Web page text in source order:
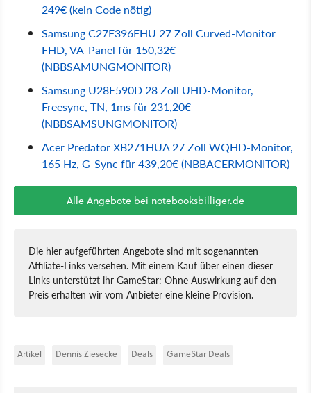
249€ (kein Code nötig)
Samsung C27F396FHU 27 Zoll Curved-Monitor
FHD, VA-Panel für 150,32€
(NBBSAMUNGMONITOR)
Samsung U28E590D 28 Zoll UHD-Monitor,
Freesync, TN, 1ms für 231,20€
(NBBSAMSUNGMONITOR)
Acer Predator XB271HUA 27 Zoll WQHD-Monitor,
165 Hz, G-Sync für 439,20€ (NBBACERMONITOR)
Alle Angebote bei notebooksbilliger.de
Die hier aufgeführten Angebote sind mit sogenannten
Affiliate-Links versehen. Mit einem Kauf über einen dieser
Links unterstützt ihr GameStar: Ohne Auswirkung auf den
Preis erhalten wir vom Anbieter eine kleine Provision.
Artikel Dennis Ziesecke Deals GameStar Deals